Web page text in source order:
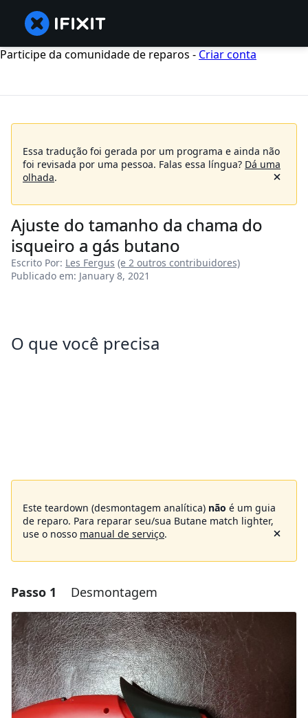
Participe da comunidade de reparos - Criar conta
Essa tradução foi gerada por um programa e ainda não
foi revisada por uma pessoa. Falas essa língua? Dá uma
olhada.
Ajuste do tamanho da chama do
isqueiro a gás butano
Escrito Por: Les Fergus (e 2 outros contribuidores)
Publicado em: January 8, 2021
O que você precisa
Este teardown (desmontagem analítica) não é um guia
de reparo. Para reparar seu/sua Butane match lighter,
use o nosso manual de serviço.
Passo 1 Desmontagem